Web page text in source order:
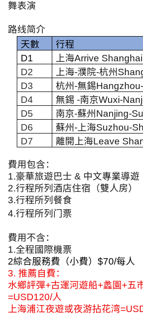
舞表演
路线简介
天數
行程
D1
上海Arrive Shanghai
D2
上海-濮院-杭州
D3
杭州-無錫
D4
無錫 -南京Wuxi-
D5
南京-蘇州 Nanjing-
D6
蘇州-上海Suzhou-
D7
離開上海Leave
費用包含：
1.豪華旅遊巴士 & 中文專業導遊
2.行程所列酒店住宿（雙人房）
3.行程所列餐食
4.行程所列门票
費用不含：
1.全程國際機票
2綜合服務費（小費） $70/每人
3. 推薦自費：
水鄉評彈+古運河遊船+蠡園+五
=USD120/人
上海浦江夜遊或夜游拈花湾